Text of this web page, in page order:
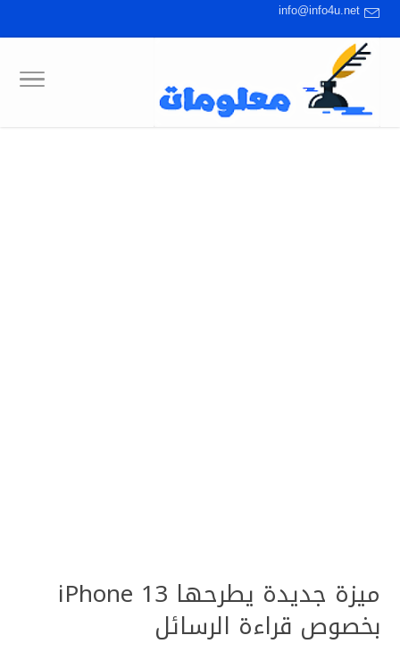
info@info4u.net
ميزة جديدة يطرحها iPhone 13
بخصوص قراءة الرسائل